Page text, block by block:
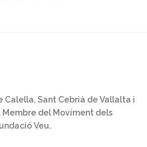
Calella, Sant Cebrià de Vallalta i
Membre del Moviment dels
Veu.